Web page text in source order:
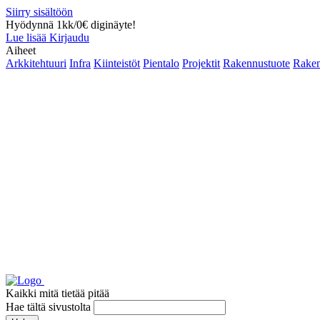
Siirry sisältöön
Hyödynnä 1kk/0€ diginäyte!
Lue lisää Kirjaudu
Aiheet
Arkkitehtuuri Infra Kiinteistöt Pientalo Projektit Rakennustuote
Kaikki mitä tietää pitää
Hae tältä sivustolta